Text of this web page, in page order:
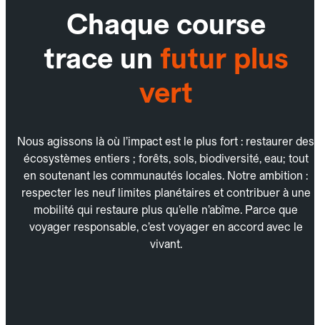
Chaque course
trace un futur plus
vert
Nous agissons là où l’impact est le plus fort : restaurer des
écosystèmes entiers ; forêts, sols, biodiversité, eau; tout
en soutenant les communautés locales. Notre ambition :
respecter les neuf limites planétaires et contribuer à une
mobilité qui restaure plus qu’elle n’abîme. Parce que
voyager responsable, c’est voyager en accord avec le
vivant.